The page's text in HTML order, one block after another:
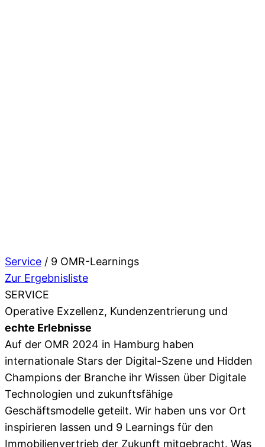
Service / 9 OMR-Learnings
Zur Ergebnisliste
SERVICE
Operative Exzellenz, Kundenzentrierung und
echte Erlebnisse
Auf der OMR 2024 in Hamburg haben
internationale Stars der Digital-Szene und Hidden
Champions der Branche ihr Wissen über Digitale
Technologien und zukunftsfähige
Geschäftsmodelle geteilt. Wir haben uns vor Ort
inspirieren lassen und 9 Learnings für den
Immobilienvertrieb der Zukunft mitgebracht. Was